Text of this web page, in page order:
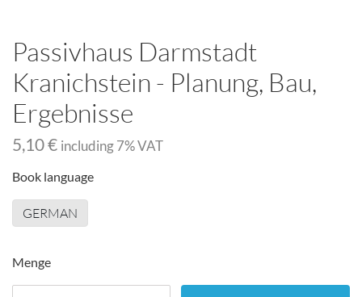
Passivhaus Darmstadt
Kranichstein - Planung, Bau,
Ergebnisse
5,10 € including 7% VAT
Book language
GERMAN
Menge